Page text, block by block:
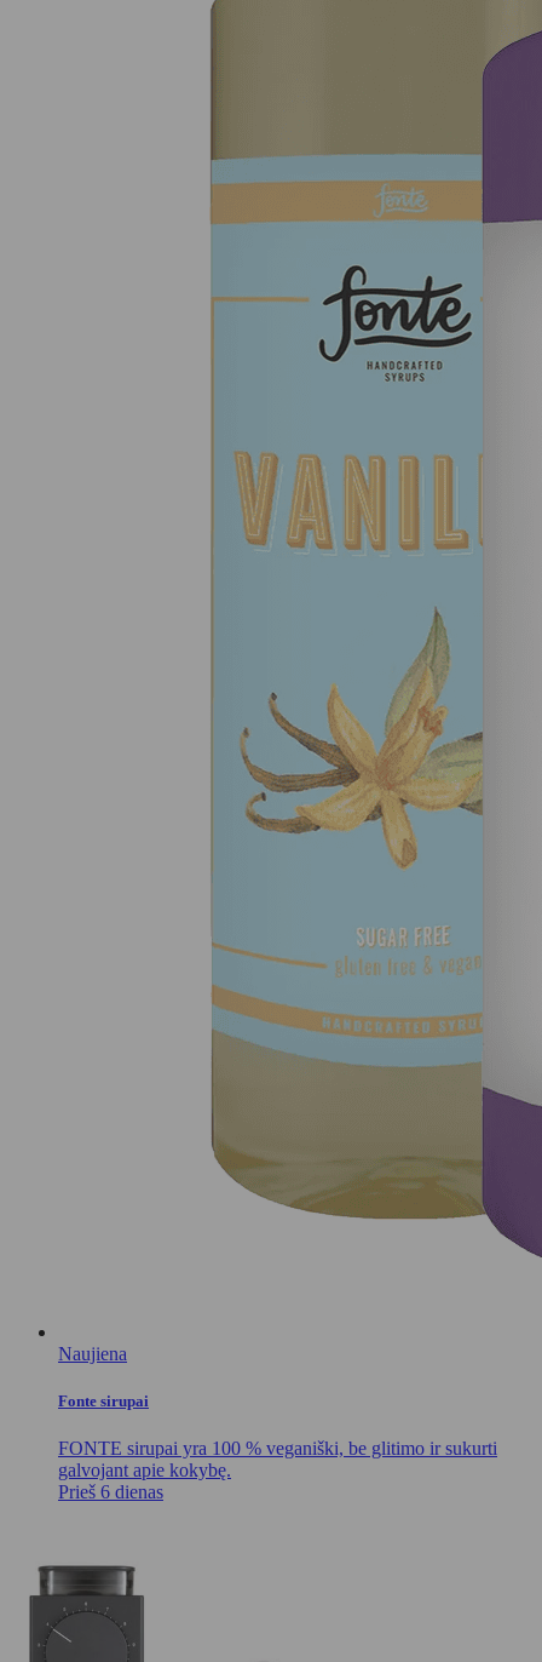
Naujiena
Fonte sirupai
FONTE sirupai yra 100 % veganiški, be glitimo ir sukurti
galvojant apie kokybę.
Prieš 6 dienas